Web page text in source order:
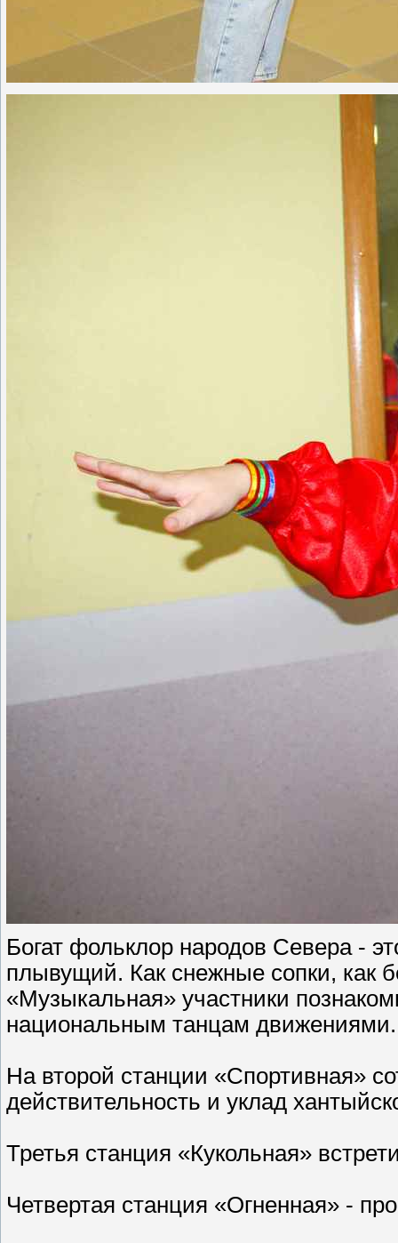
Богат фольклор народов Севера -
плывущий. Как снежные сопки, как
«Музыкальная» участники
национальным танцам движениями.
На второй станции «Спортивная»
действительность и уклад
Третья станция «Кукольная»
Четвертая станция «Огненная» -